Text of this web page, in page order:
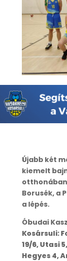
Újabb két
kiemelt
Borusék, a
a lépés.
Óbudai
Kosársuli:
19/6, Utasi
Hegyes 4,